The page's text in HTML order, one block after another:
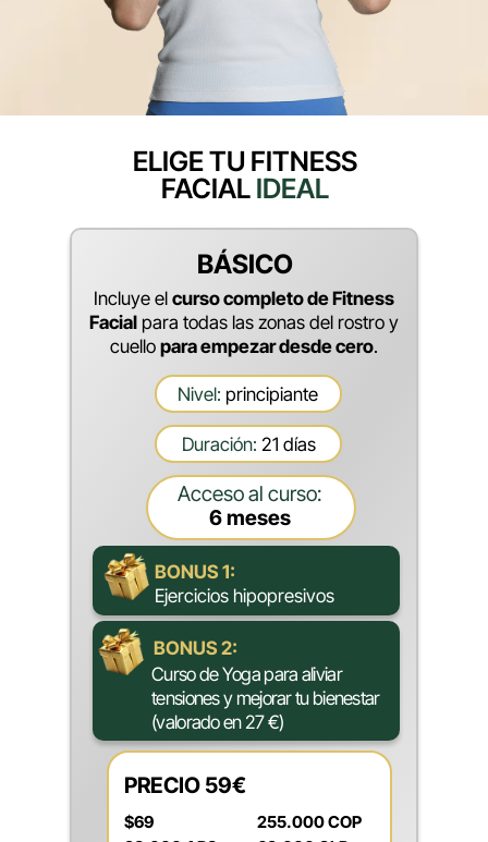
PRECIO 59€
$69
255.000 COP
Ejercicios hipopresivos
BONUS 1:
Acceso al curso:
6 meses
BÁSICO
Duración: 21 días
Nivel: principiante
Incluye el curso completo de Fitness
Facial para todas las zonas del rostro y
cuello para empezar desde cero.
ELIGE TU FITNESS
FACIAL IDEAL
Curso de Yoga para aliviar
tensiones y mejorar tu bienestar
(valorado en 27 €)
BONUS 2: